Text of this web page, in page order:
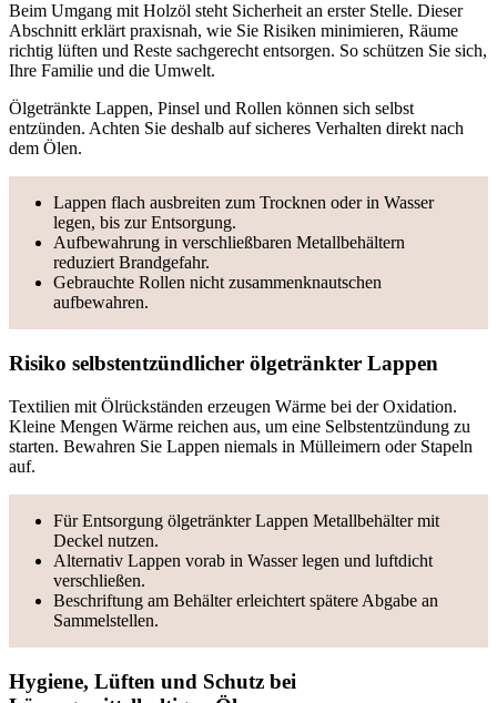
Beim Umgang mit Holzöl steht Sicherheit an erster Stelle. Dieser
Abschnitt erklärt praxisnah, wie Sie Risiken minimieren, Räume
richtig lüften und Reste sachgerecht entsorgen. So schützen Sie sich,
Ihre Familie und die Umwelt.
Ölgetränkte Lappen, Pinsel und Rollen können sich selbst
entzünden. Achten Sie deshalb auf sicheres Verhalten direkt nach
dem Ölen.
Lappen flach ausbreiten zum Trocknen oder in Wasser
legen, bis zur Entsorgung.
Aufbewahrung in verschließbaren Metallbehältern
reduziert Brandgefahr.
Gebrauchte Rollen nicht zusammenknautschen
aufbewahren.
Risiko selbstentzündlicher ölgetränkter Lappen
Textilien mit Ölrückständen erzeugen Wärme bei der Oxidation.
Kleine Mengen Wärme reichen aus, um eine Selbstentzündung zu
starten. Bewahren Sie Lappen niemals in Mülleimern oder Stapeln
auf.
Für Entsorgung ölgetränkter Lappen Metallbehälter mit
Deckel nutzen.
Alternativ Lappen vorab in Wasser legen und luftdicht
verschließen.
Beschriftung am Behälter erleichtert spätere Abgabe an
Sammelstellen.
Hygiene, Lüften und Schutz bei